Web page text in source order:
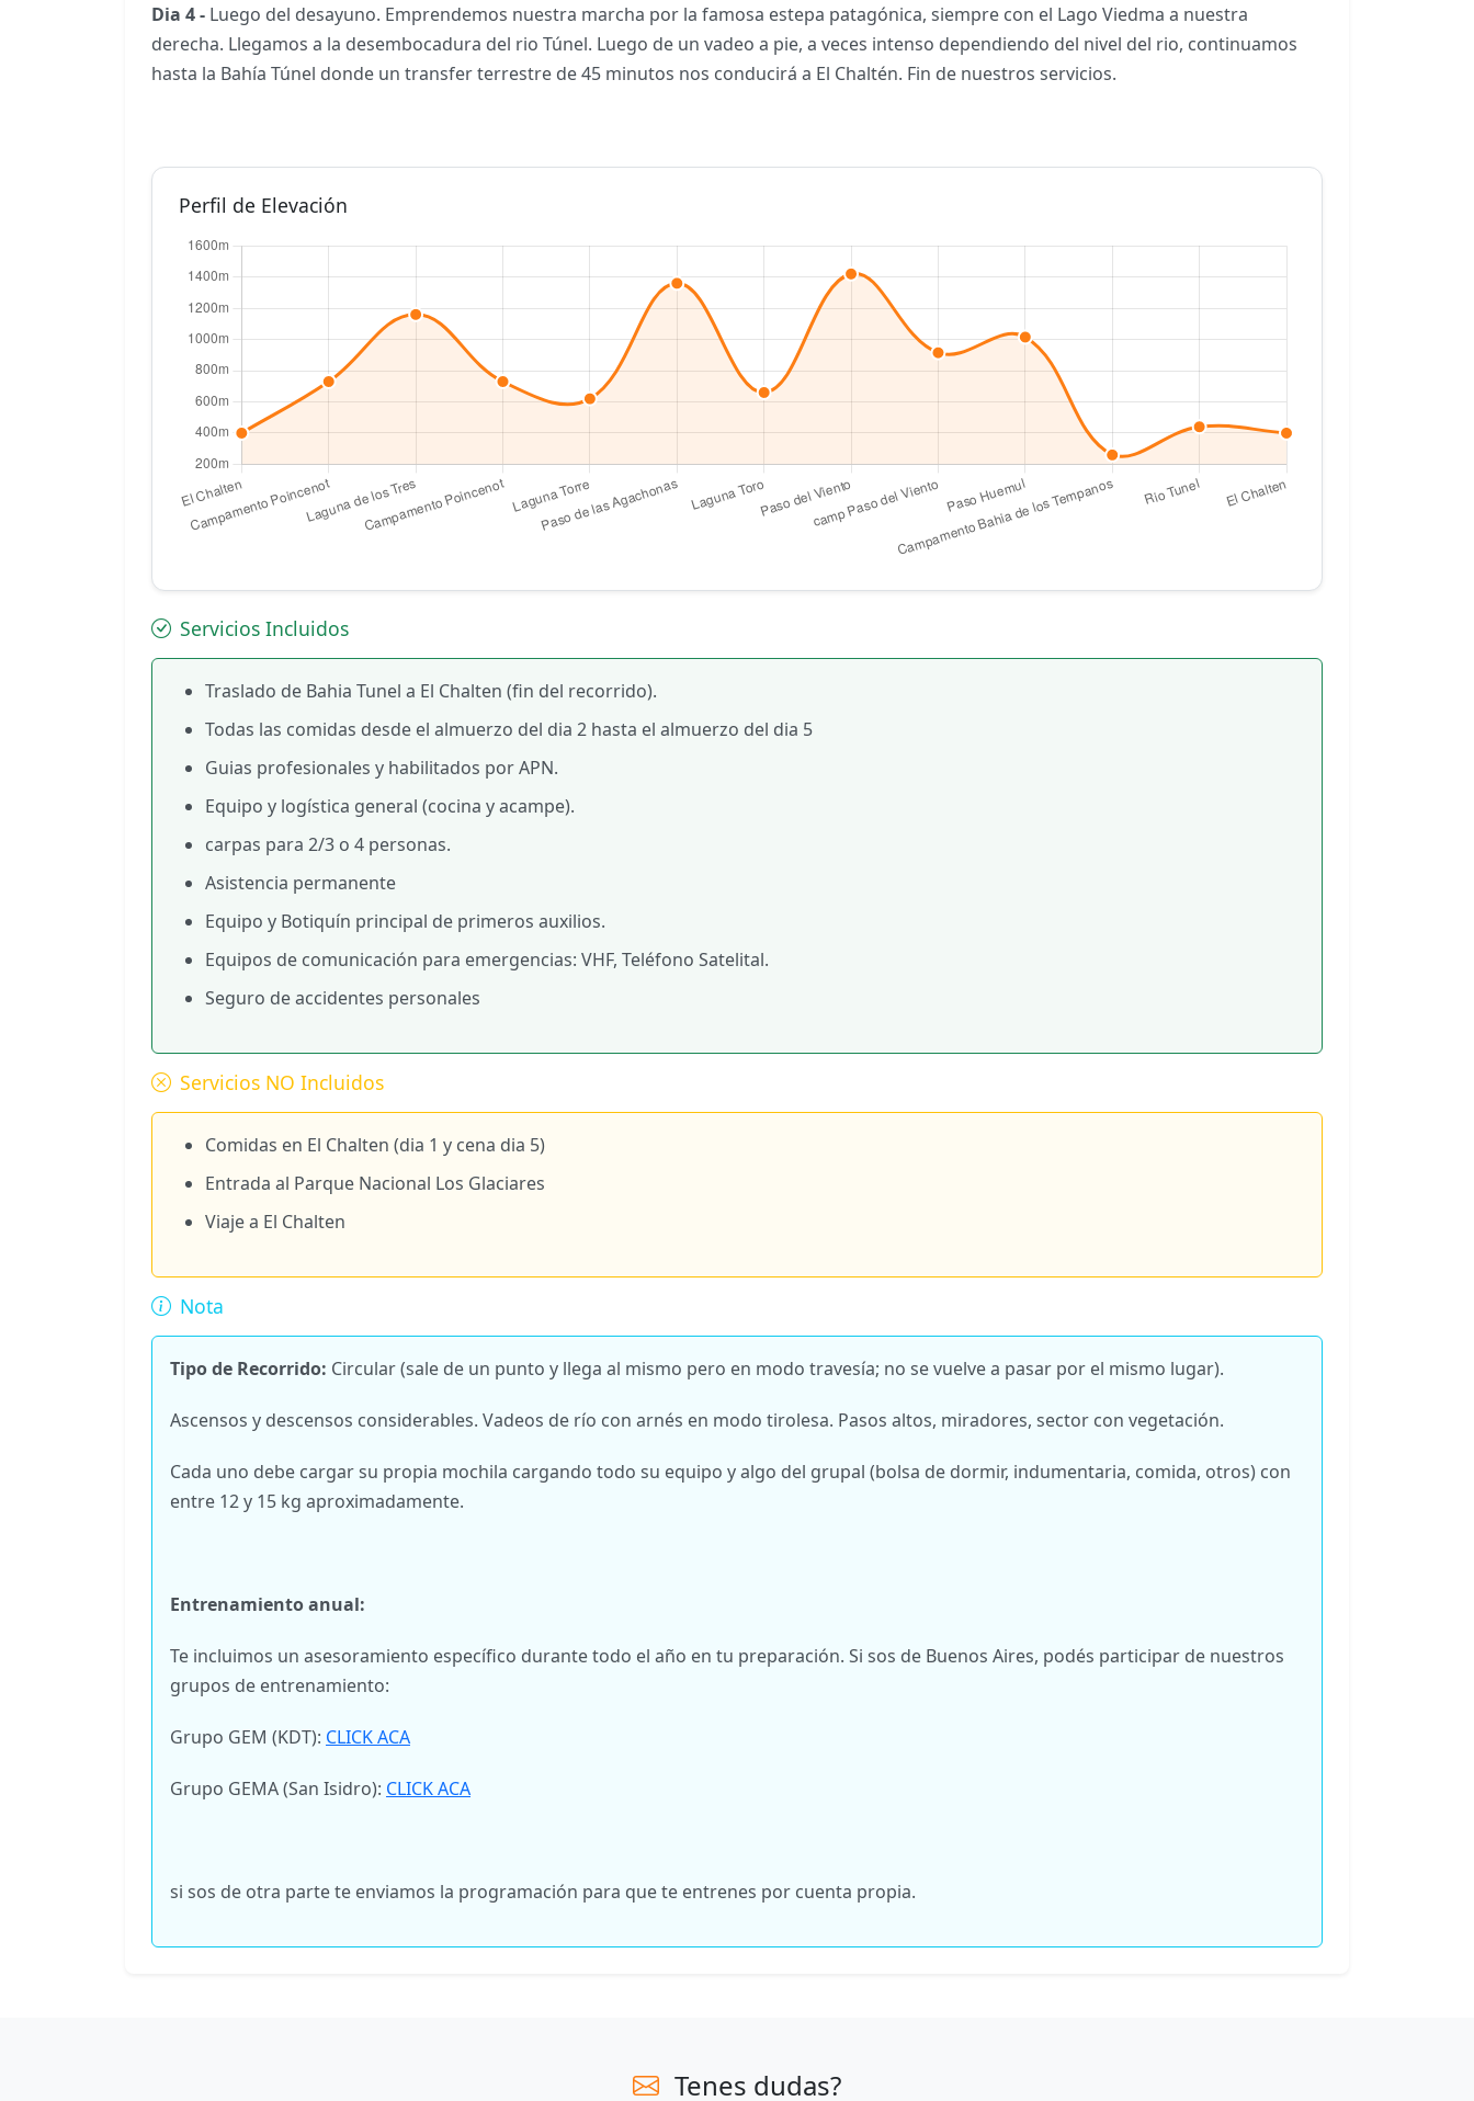
Dia 4 - Luego del desayuno. Emprendemos nuestra marcha por la famosa estepa patagónica, siempre con el Lago Viedma a nuestra
derecha. Llegamos a la desembocadura del rio Túnel. Luego de un vadeo a pie, a veces intenso dependiendo del nivel del rio, continuamos
hasta la Bahía Túnel donde un transfer terrestre de 45 minutos nos conducirá a El Chaltén. Fin de nuestros servicios.
Perfil de Elevación
Servicios Incluidos
Traslado de Bahia Tunel a El Chalten (fin del recorrido).
Todas las comidas desde el almuerzo del dia 2 hasta el almuerzo del dia 5
Guias profesionales y habilitados por APN.
Equipo y logística general (cocina y acampe).
carpas para 2/3 o 4 personas.
Asistencia permanente
Equipo y Botiquín principal de primeros auxilios.
Equipos de comunicación para emergencias: VHF, Teléfono Satelital.
Seguro de accidentes personales
Servicios NO Incluidos
Comidas en El Chalten (dia 1 y cena dia 5)
Entrada al Parque Nacional Los Glaciares
Viaje a El Chalten
Nota
Tipo de Recorrido: Circular (sale de un punto y llega al mismo pero en modo travesía; no se vuelve a pasar por el mismo lugar).
Ascensos y descensos considerables. Vadeos de río con arnés en modo tirolesa. Pasos altos, miradores, sector con vegetación.
Cada uno debe cargar su propia mochila cargando todo su equipo y algo del grupal (bolsa de dormir, indumentaria, comida, otros) con
entre 12 y 15 kg aproximadamente.
Entrenamiento anual:
Te incluimos un asesoramiento específico durante todo el año en tu preparación. Si sos de Buenos Aires, podés participar de nuestros
grupos de entrenamiento:
Grupo GEM (KDT): CLICK ACA
Grupo GEMA (San Isidro): CLICK ACA
si sos de otra parte te enviamos la programación para que te entrenes por cuenta propia.
Tenes dudas?